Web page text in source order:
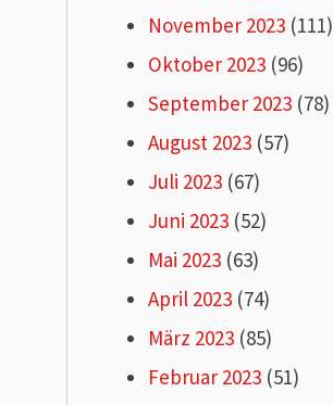
November 2023(111)
Oktober 2023(96)
September 2023(78)
August 2023(57)
Juli 2023(67)
Juni 2023(52)
Mai 2023(63)
April 2023(74)
März 2023(85)
Februar 2023(51)